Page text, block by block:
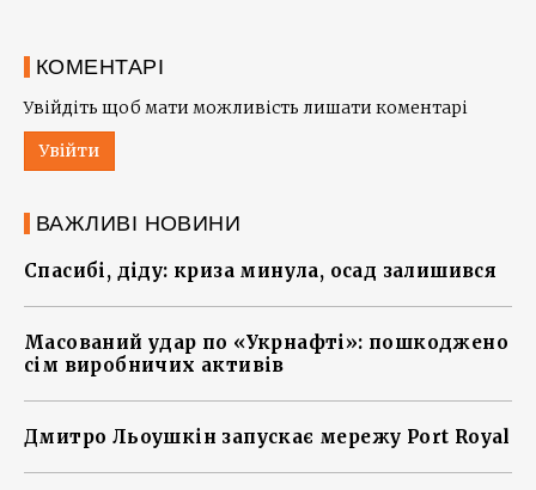
КОМЕНТАРІ
Увійдіть щоб мати можливість лишати коментарі
Увійти
ВАЖЛИВІ НОВИНИ
Спасибі, діду: криза минула, осад залишився
Масований удар по «Укрнафті»: пошкоджено
сім виробничих активів
Дмитро Льоушкін запускає мережу Port Royal